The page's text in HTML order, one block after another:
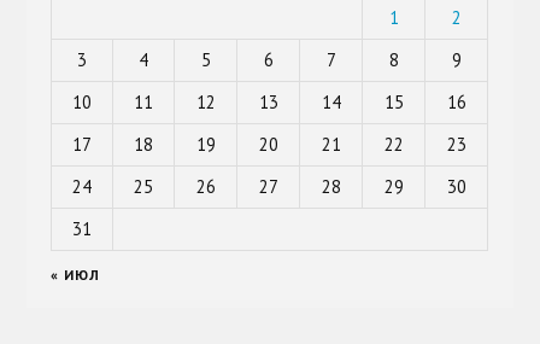
1
2
3
4 5 6 7 8
9
10
11 12 13 14 15
16
17
18 19 20 21 22
23
24
25 26 27 28 29
30
31
« ИЮЛ